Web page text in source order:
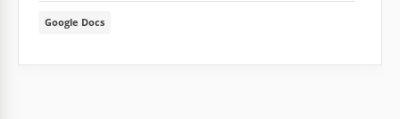
Google Docs